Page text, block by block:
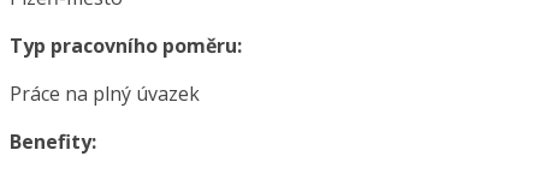
Typ pracovního poměru:
Práce na plný úvazek
Benefity: